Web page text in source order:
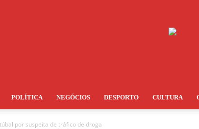
POLÍTICA NEGÓCIOS DESPORTO CULTURA
por suspeita de tráfico de droga